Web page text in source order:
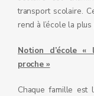
transport scolaire.
rend à l’école la
Notion d’école «
proche »
Chaque famille est